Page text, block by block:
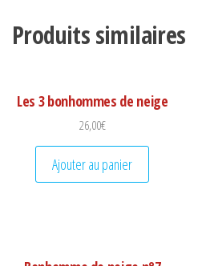
Produits similaires
Les 3 bonhommes de neige
26,00€
Ajouter au panier